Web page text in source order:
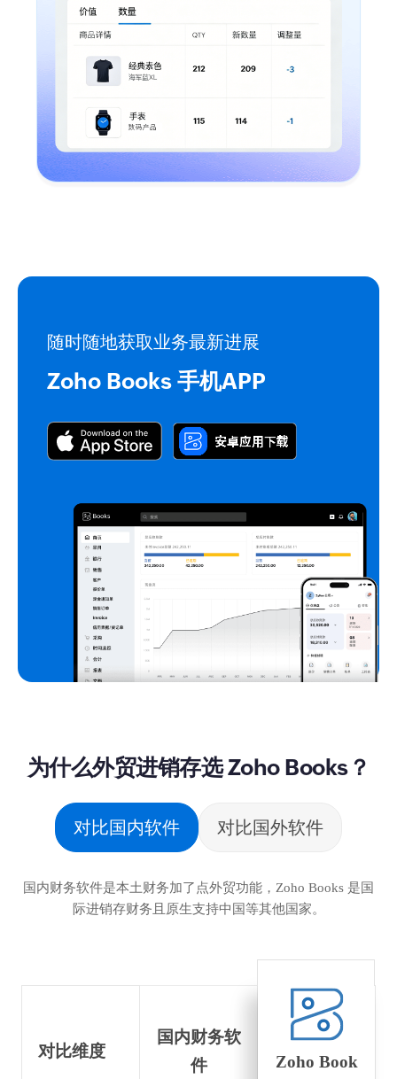
随时随地获取业务最新进展
Zoho Books 手机APP
为什么外贸进销存选 Zoho Books？
对比国内软件 对比国外软件
国内财务软件是本土财务加了点外贸功能，Zoho Books 是国
际进销存财务且原生支持中国等其他国家。
对比维度
国内财务软
件
Zoho Book